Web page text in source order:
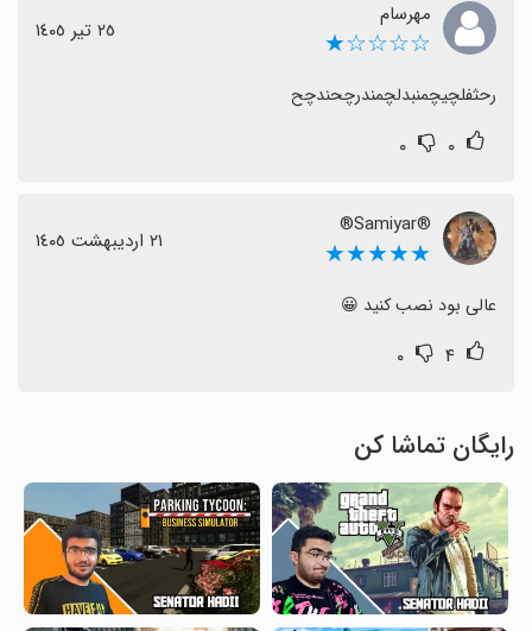
مهرسام
☆☆☆☆★ ٢٥ تیر ١٤٠٥
رحثفلچیچمنبدلچمندرچحندچح
۰ ۰
®Samiyar®
★★★★★ ٢١ اردیبهشت ١٤٠٥
عالی بود نصب کنید 😀
۴ ۰
رایگان تماشا کن